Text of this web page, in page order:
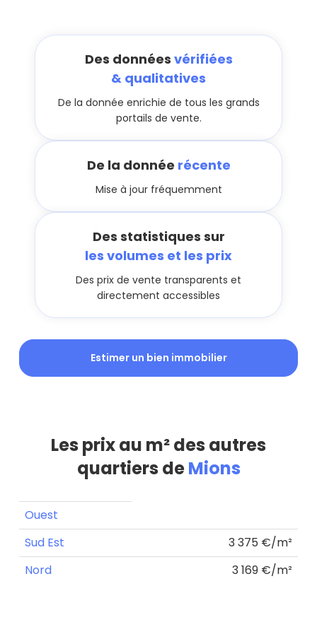
Des données vérifiées
& qualitatives
De la donnée enrichie de tous les grands
portails de vente.
De la donnée récente
Mise à jour fréquemment
Des statistiques sur
les volumes et les prix
Des prix de vente transparents et
directement accessibles
Estimer un bien immobilier
Les prix au m² des autres
quartiers deMions
Ouest
Sud Est
3 375 €/m²
Nord
3 169 €/m²